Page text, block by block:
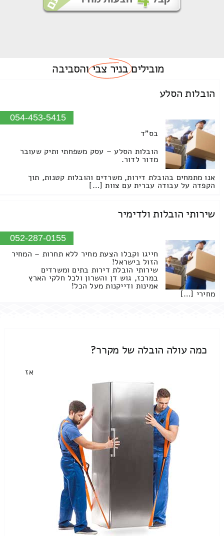
מוביליםבניר צביוהסביבה
הובלות הסלע
054-453-5415
בס"ד
הובלות הסלע – עסק משפחתי ותיק שעובר
מדור לדור.
אנו מתמחים בהובלת דירות, משרדים והובלות קטנות, תוך
הקפדה על עבודה עברית עם צוות […]
שירותי הובלות ולדימיר
052-287-0155
חייגו וקבלו הצעת מחיר ללא תחרות – המחיר
הזול בישראל!
שירותי הובלת דירות בתים ומשרדים
במרכז, גוש דן והשרון ולכל חלקי הארץ
אמינות ודייקנות מעל הכל!
מחירי […]
כמה עולה הובלה של מקרר?
אז